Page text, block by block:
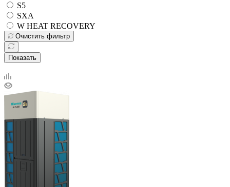
S5
SXA
W HEAT RECOVERY
Очистить фильтр
Показать